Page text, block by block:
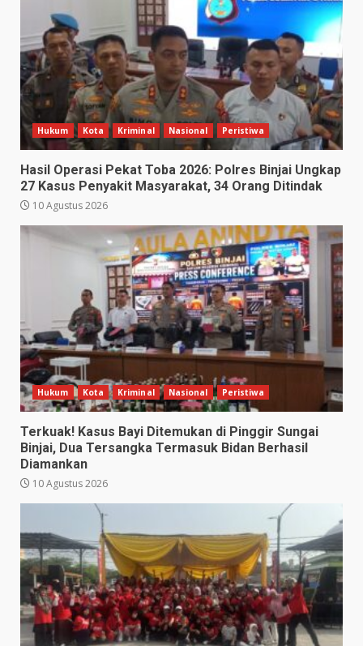
Hukum Kota Kriminal Nasional Peristiwa
Hasil Operasi Pekat Toba 2026: Polres Binjai Ungkap
27 Kasus Penyakit Masyarakat, 34 Orang Ditindak
10 Agustus 2026
Hukum Kota Kriminal Nasional Peristiwa
Terkuak! Kasus Bayi Ditemukan di Pinggir Sungai
Binjai, Dua Tersangka Termasuk Bidan Berhasil
Diamankan
10 Agustus 2026